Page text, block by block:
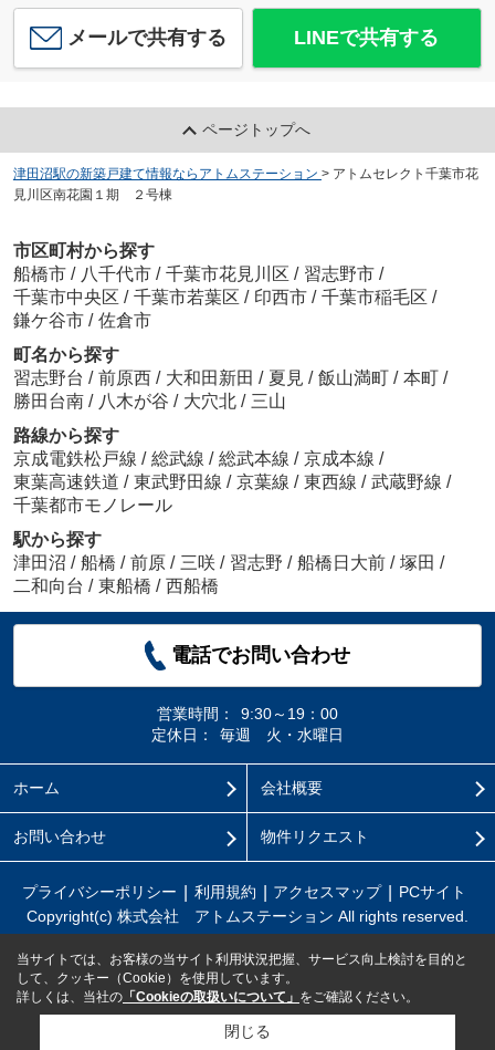
メールで共有する LINEで共有する
ページトップへ
津田沼駅の新築戸建て情報ならアトムステーション > アトムセレクト千葉市花
見川区南花園１期 ２号棟
市区町村から探す
船橋市 / 八千代市 / 千葉市花見川区 / 習志野市 /
千葉市中央区 / 千葉市若葉区 / 印西市 / 千葉市稲毛区 /
鎌ケ谷市 / 佐倉市
町名から探す
習志野台 / 前原西 / 大和田新田 / 夏見 / 飯山満町 / 本町 /
勝田台南 / 八木が谷 / 大穴北 / 三山
路線から探す
京成電鉄松戸線 / 総武線 / 総武本線 / 京成本線 /
東葉高速鉄道 / 東武野田線 / 京葉線 / 東西線 / 武蔵野線 /
千葉都市モノレール
駅から探す
津田沼 / 船橋 / 前原 / 三咲 / 習志野 / 船橋日大前 / 塚田 /
二和向台 / 東船橋 / 西船橋
電話でお問い合わせ
営業時間：
9:30～19：00
定休日：
毎週 火・水曜日
ホーム 会社概要
お問い合わせ 物件リクエスト
プライバシーポリシー 利用規約 アクセスマップ
PCサイト
Copyright(c) 株式会社 アトムステーション All rights reserved.
当サイトでは、お客様の当サイト利用状況把握、サービス向上検討を目的と
して、クッキー（Cookie）を使用しています。
詳しくは、当社の 「Cookieの取扱いについて」 をご確認ください。
閉じる